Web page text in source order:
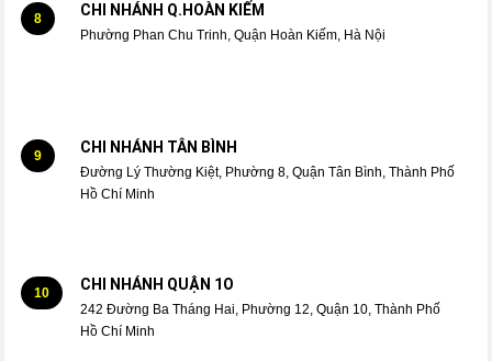
8 CHI NHÁNH Q.HOÀN KIẾM
Phường Phan Chu Trinh, Quận Hoàn Kiếm, Hà Nội
9 CHI NHÁNH TÂN BÌNH
Đường Lý Thường Kiệt, Phường 8, Quận Tân Bình, Thành Phố
Hồ Chí Minh
10 CHI NHÁNH QUẬN 1O
242 Đường Ba Tháng Hai, Phường 12, Quận 10, Thành Phố
Hồ Chí Minh